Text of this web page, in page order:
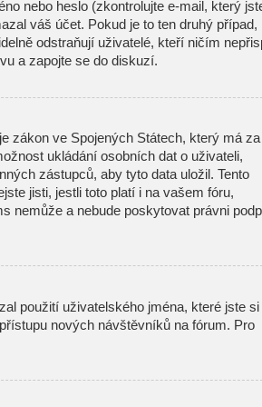
nebo heslo (zkontrolujte e-mail, který
váš účet. Pokud je to ten druhý případ,
odstraňují uživatelé, kteří ničím
a zapojte se do diskuzí.
zákon ve Spojených Státech, který má za
ukládání osobních dat o uživateli,
zástupců, aby tyto data uložil. Tento
jisti, jestli toto platí i na vašem fóru,
nemůže a nebude poskytovat právni
použití uživatelského jména, které jste si
nových návštěvníků na fórum. Pro